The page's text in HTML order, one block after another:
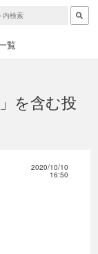
覧
を含む投
2020/10/10
16:50